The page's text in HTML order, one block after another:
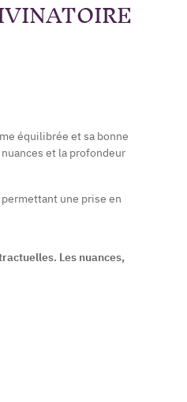
équilibrée et sa bonne
et la profondeur
une prise en
Les nuances,